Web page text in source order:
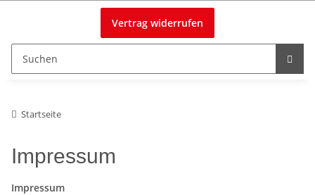
Vertrag widerrufen
Startseite
Impressum
Impressum